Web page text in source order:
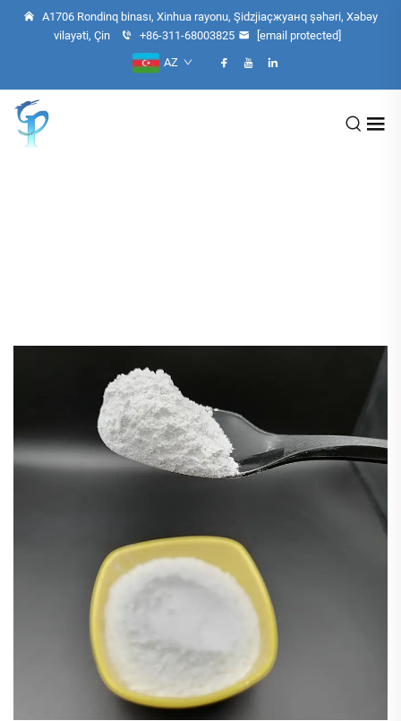
A1706 Rondinq binası, Xinhua rayonu, Şidzjiaçжуанq şəhəri, Xəbəy
vilayəti, Çin
+86-311-68003825
[email protected]
AZ